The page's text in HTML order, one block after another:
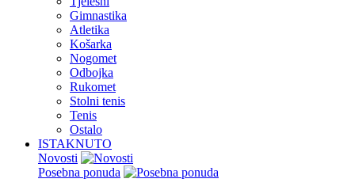
Gimnastika
Atletika
Košarka
Nogomet
Odbojka
Rukomet
Stolni tenis
Tenis
Ostalo
ISTAKNUTO
Novosti
Posebna ponuda